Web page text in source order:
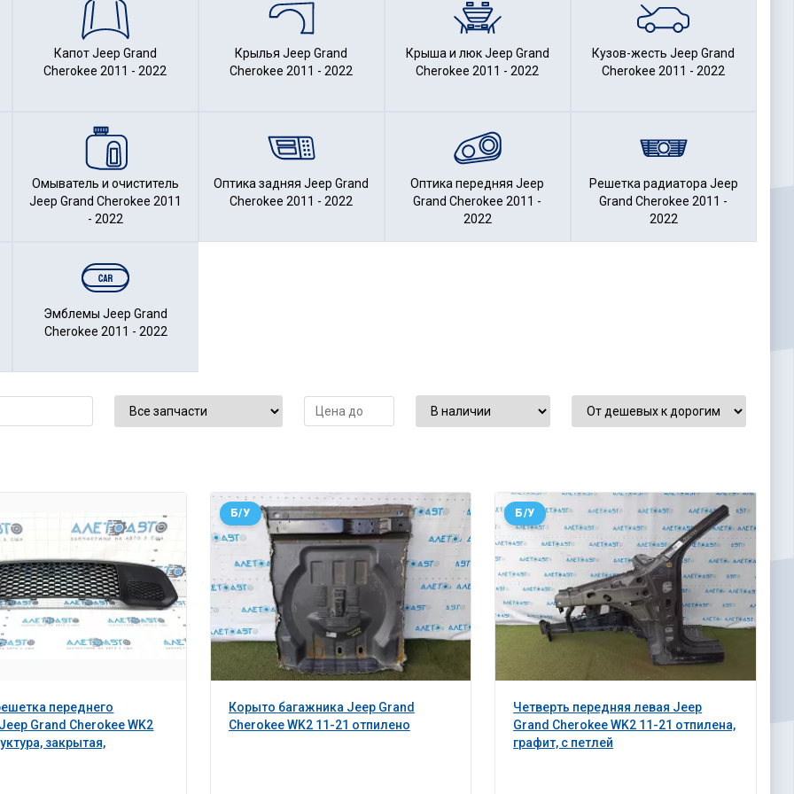
Капот Jeep Grand
Cherokee 2011 - 2022
Крылья Jeep Grand
Cherokee 2011 - 2022
Крыша и люк Jeep Grand
Cherokee 2011 - 2022
Кузов-жесть Jeep Grand
Cherokee 2011 - 2022
Омыватель и очиститель
Jeep Grand Cherokee 2011
- 2022
Оптика задняя Jeep Grand
Cherokee 2011 - 2022
Оптика передняя Jeep
Grand Cherokee 2011 -
2022
Решетка радиатора Jeep
Grand Cherokee 2011 -
2022
Эмблемы Jeep Grand
Cherokee 2011 - 2022
переднего
Grand Cherokee WK2
закрытая,
Корыто багажника Jeep Grand
Cherokee WK2 11-21 отпилено
Б/У
Четверть передняя левая Jeep
Grand Cherokee WK2 11-21 отпилена,
графит, с петлей
Б/У